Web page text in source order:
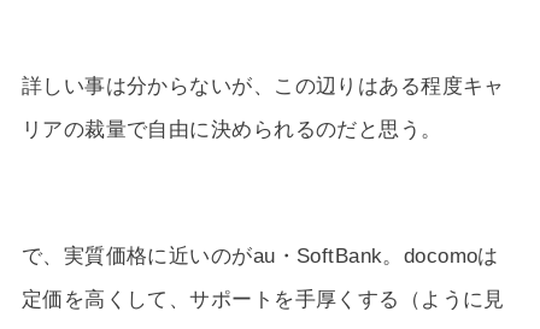
詳しい事は分からないが、この辺りはある程度キャ
リアの裁量で自由に決められるのだと思う。
で、実質価格に近いのがau・SoftBank。docomoは
定価を高くして、サポートを手厚くする（ように見